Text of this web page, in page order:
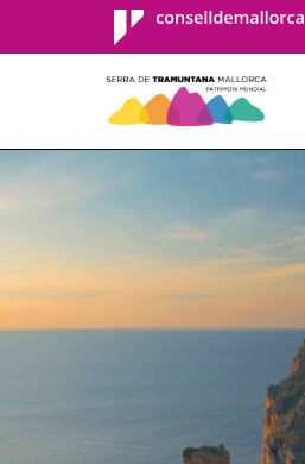
Consell de
Mallorca